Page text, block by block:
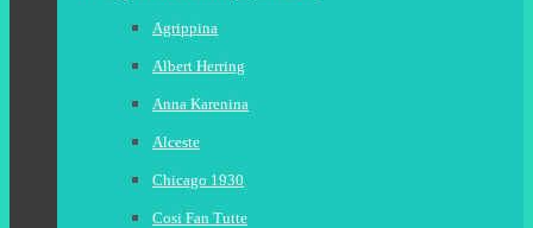
Agrippina
Albert Herring
Anna Karenina
Alceste
Chicago 1930
Cosi Fan Tutte